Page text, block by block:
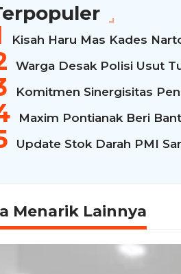
Kisah Haru Mas Kades
Warga Desak Polisi Usut
Komitmen Sinergisitas
Maxim Pontianak Beri
Update Stok Darah PMI
Menarik Lainnya